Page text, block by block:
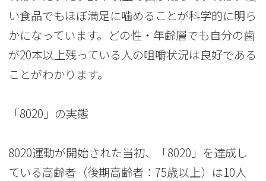
い食品でもほぼ満足に噛めることが科学的に明ら
かになっています。どの性・年齢層でも自分の歯
が20本以上残っている人の咀嚼状況は良好である
ことがわかります。
「8020」の実態
8020運動が開始された当初、「8020」を達成し
ている高齢者（後期高齢者：75歳以上）は10人